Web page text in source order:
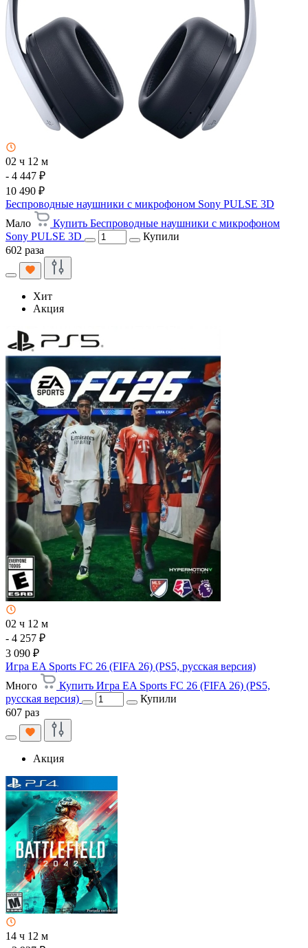
02 ч 12 м
- 4 447 ₽
10 490 ₽
Беспроводные наушники с микрофоном Sony PULSE 3D
Мало
Купить Беспроводные наушники с микрофоном
Sony PULSE 3D
Купили
602 раза
Хит
Акция
02 ч 12 м
- 4 257 ₽
3 090 ₽
Игра EA Sports FC 26 (FIFA 26) (PS5, русская версия)
Много
Купить Игра EA Sports FC 26 (FIFA 26) (PS5,
русская версия)
Купили
607 раз
Акция
14 ч 12 м